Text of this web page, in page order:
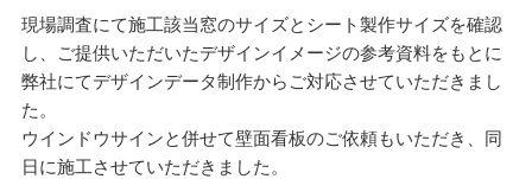
現場調査にて施工該当窓のサイズとシート製作サイズを確認
し、ご提供いただいたデザインイメージの参考資料をもとに
弊社にてデザインデータ制作からご対応させていただきまし
た。
ウインドウサインと併せて壁面看板のご依頼もいただき、同
日に施工させていただきました。